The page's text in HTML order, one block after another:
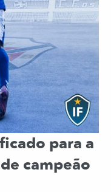
para a
campeão